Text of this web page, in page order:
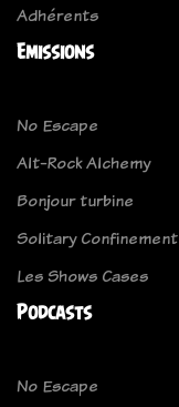
Adhérents
Emissions
No Escape
Alt-Rock Alchemy
Bonjour turbine
Solitary Confinement
Les Shows Cases
Podcasts
No Escape